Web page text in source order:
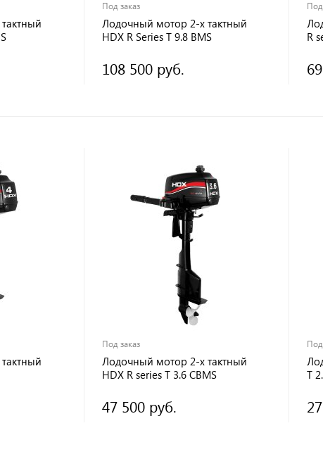
Под заказ
Лодочный мотор 2-х тактный
HDX R Series T 9.8 BMS
108 500 руб.
Под
R
Под заказ
Лодочный мотор 2-х тактный
HDX R series T 3.6 СBMS
47 500 руб.
Под
T